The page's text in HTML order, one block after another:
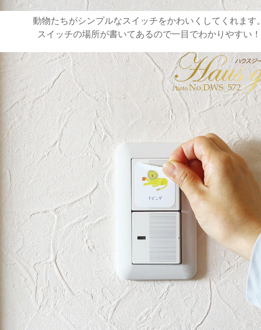
動物たちがシンプルなスイッチをかわいくしてくれます。
スイッチの場所が書いてあるので一目でわかりやすい！